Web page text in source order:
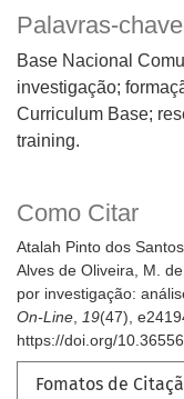
Palavras-chave
Base Nacional
investigação;
Curriculum Base;
training.
Como Citar
Atalah Pinto dos
Alves de Oliveira, M.
por investigação:
On-Line, 19(47),
https://doi.org/
Fomatos de